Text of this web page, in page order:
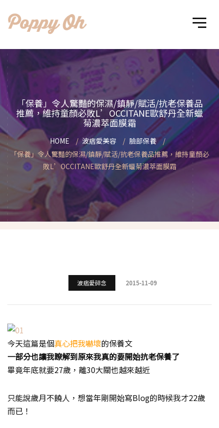
「保養」令人驚豔的保濕/鎮靜/賦活/抗老保養品
推薦，維持童顏必敗L’OCCITANE歐舒丹全新蠟
菊濃萃面膜霜
HOME 波痞愛美容
臉部保養
「保養」令人驚豔的保濕/鎮靜/賦活/抗老保養品推薦，維持童顏必
敗L’OCCITANE歐舒丹全新蠟菊濃萃面膜霜
波痞愛碎念 2015-11-09
今天這篇是個真心把我嚇壞的保養文
一部分也讓我瞭解到原來我真的要開始抗老保養了
畢竟年底就要27歲，離30大關也越來越近
只能說歲月不饒人，想當年剛開始寫Blog的時候我才22歲
而已！